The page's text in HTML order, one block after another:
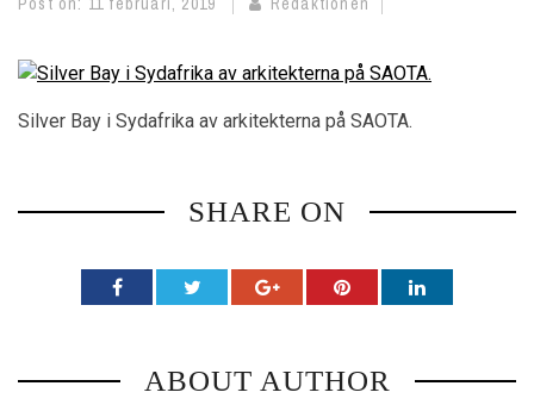
Silver Bay i Sydafrika av arkitekterna på SAOTA.
SHARE ON
ABOUT AUTHOR